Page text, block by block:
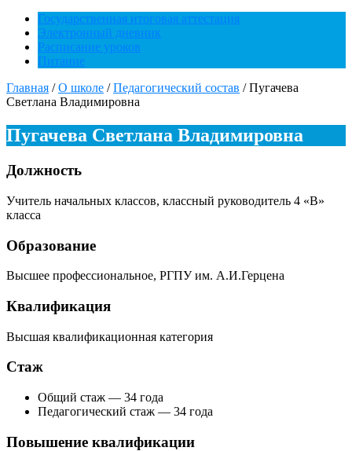
Государственная итоговая аттестация
Электронный дневник
Расписание уроков
Питание
Главная /О школе /Педагогический состав /Пугачева
Светлана Владимировна
Пугачева Светлана Владимировна
Должность
Учитель начальных классов, классный руководитель 4 «В»
класса
Образование
Высшее профессиональное, РГПУ им. А.И.Герцена
Квалификация
Высшая квалификационная категория
Стаж
Общий стаж — 34 года
Педагогический стаж — 34 года
Повышение квалификации